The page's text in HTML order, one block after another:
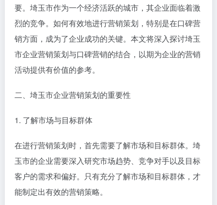
要。埼玉市作为一个经济活跃的城市，其企业面临着激
烈的竞争。如何有效地进行营销策划，特别是在口碑营
销方面，成为了企业成功的关键。本文将深入探讨埼玉
市企业营销策划与口碑营销的结合，以期为企业的营销
活动提供有价值的参考。
二、埼玉市企业营销策划的重要性
1. 了解市场与目标群体
在进行营销策划时，首先需要了解市场和目标群体。埼
玉市的企业需要深入研究市场趋势、竞争对手以及目标
客户的需求和偏好。只有充分了解市场和目标群体，才
能制定出有效的营销策略。